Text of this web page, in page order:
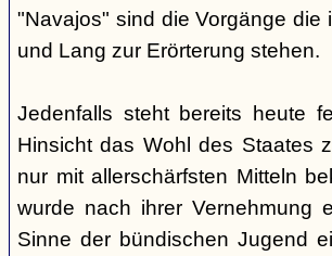
"Navajos" sind die Vorgänge
und Lang zur Erörterung stehen.
Jedenfalls steht bereits heute
Hinsicht das Wohl des Staates
nur mit allerschärfsten Mitteln
wurde nach ihrer Vernehmung
Sinne der bündischen Jugend